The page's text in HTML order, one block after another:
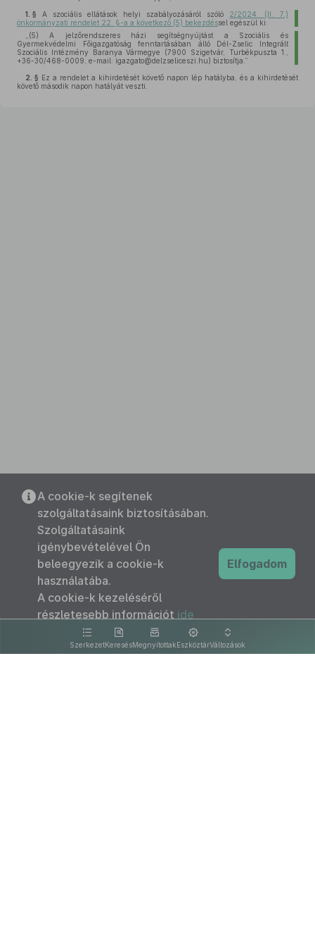
1. § A szociális ellátások helyi szabályozásáról szóló 2/2024. (II. 7.)
önkormányzati rendelet 22. §-a a következő (5) bekezdéssel egészül ki:
„(5) A jelzőrendszeres házi segítségnyújtást a Szociális és
Gyermekvédelmi Főigazgatóság fenntartásában álló Dél-Zselic Integrált
Szociális Intézmény Baranya Vármegye (7900 Szigetvár, Turbékpuszta 1.,
+36-30/468-0009, e-mail: igazgato@delzseliceszi.hu) biztosítja.”
2. § Ez a rendelet a kihirdetését követő napon lép hatályba, és a kihirdetését
követő második napon hatályát veszti.
SzerkezetKeresésMegnyitottakEszköztárVáltozások
A cookie-k segítenek
szolgáltatásaink biztosításában.
Szolgáltatásaink
igénybevételével Ön
beleegyezik a cookie-k
használatába.
A cookie-k kezeléséről
részletesebb információt ide
kattintva olvashat.
Elfogadom